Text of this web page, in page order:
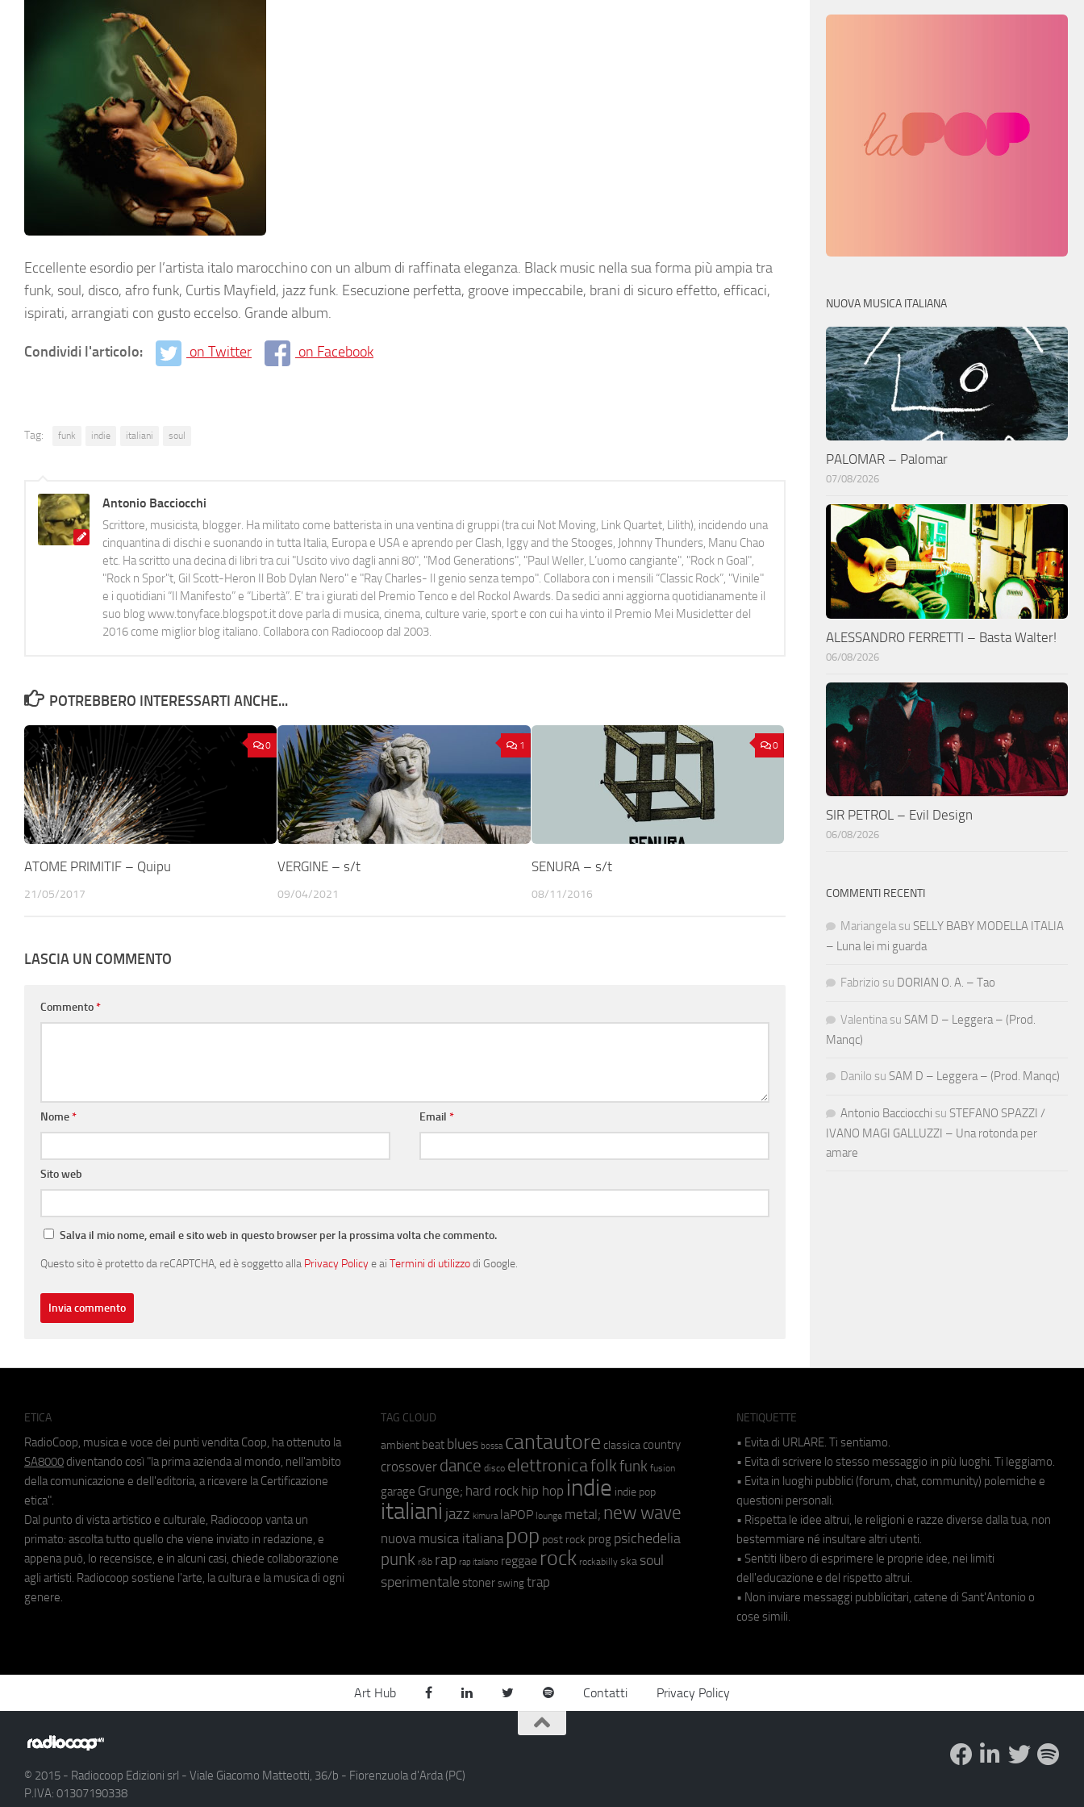
Eccellente esordio per l’artista italo marocchino con un album di raffinata eleganza. Black music nella sua forma più ampia tra
funk, soul, disco, afro funk, Curtis Mayfield, jazz funk. Esecuzione perfetta, groove impeccabile, brani di sicuro effetto, efficaci,
ispirati, arrangiati con gusto eccelso. Grande album.
Condividi l'articolo: on Twitter on Facebook
Tag: funk indie italiani soul
Antonio Bacciocchi
Scrittore, musicista, blogger. Ha militato come batterista in una ventina di gruppi (tra cui Not Moving, Link Quartet, Lilith), incidendo una
cinquantina di dischi e suonando in tutta Italia, Europa e USA e aprendo per Clash, Iggy and the Stooges, Johnny Thunders, Manu Chao
etc. Ha scritto una decina di libri tra cui "Uscito vivo dagli anni 80", "Mod Generations", "Paul Weller, L’uomo cangiante", "Rock n Goal",
"Rock n Spor"t, Gil Scott-Heron Il Bob Dylan Nero" e "Ray Charles- Il genio senza tempo". Collabora con i mensili “Classic Rock”, "Vinile"
e i quotidiani “Il Manifesto” e “Libertà”. E' tra i giurati del Premio Tenco e del Rockol Awards. Da sedici anni aggiorna quotidianamente il
suo blog www.tonyface.blogspot.it dove parla di musica, cinema, culture varie, sport e con cui ha vinto il Premio Mei Musicletter del
2016 come miglior blog italiano. Collabora con Radiocoop dal 2003.
POTREBBERO INTERESSARTI ANCHE...
0
ATOME PRIMITIF – Quipu
21/05/2017
1
VERGINE – s/t
09/04/2021
0
SENURA – s/t
08/11/2016
LASCIA UN COMMENTO
Commento*
Nome* Email*
Sito web
Salva il mio nome, email e sito web in questo browser per la prossima volta che commento.
Questo sito è protetto da reCAPTCHA, ed è soggetto alla Privacy Policye ai Termini di utilizzodi Google.
NUOVA MUSICA ITALIANA
PALOMAR – Palomar
07/08/2026
ALESSANDRO FERRETTI – Basta Walter!
06/08/2026
SIR PETROL – Evil Design
06/08/2026
COMMENTI RECENTI
Mariangela su SELLY BABY MODELLA ITALIA
– Luna lei mi guarda
Fabrizio su DORIAN O. A. – Tao
Valentina su SAM D – Leggera – (Prod.
Manqc)
Danilo su SAM D – Leggera – (Prod. Manqc)
Antonio Bacciocchi su STEFANO SPAZZI /
IVANO MAGI GALLUZZI – Una rotonda per
amare
ETICA
RadioCoop, musica e voce dei punti vendita Coop, ha ottenuto la
SA8000 diventando così "la prima azienda al mondo, nell'ambito
della comunicazione e dell'editoria, a ricevere la Certificazione
etica".
Dal punto di vista artistico e culturale, Radiocoop vanta un
primato: ascolta tutto quello che viene inviato in redazione, e
appena può, lo recensisce, e in alcuni casi, chiede collaborazione
agli artisti. Radiocoop sostiene l'arte, la cultura e la musica di ogni
genere.
TAG CLOUD
ambient beat blues bossa cantautore classica country
crossover dance disco elettronicafolkfunk fusion
garage Grunge; hard rock hip hop indie indie pop
italiani jazz kimura laPOP lounge metal; new wave
nuova musica italiana pop post rock prog psichedelia
punk r&b rap rap italiano reggae rock rockabilly ska soul
sperimentale stoner swing trap
NETIQUETTE
• Evita di URLARE. Ti sentiamo.
• Evita di scrivere lo stesso messaggio in più luoghi. Ti leggiamo.
• Evita in luoghi pubblici (forum, chat, community) polemiche e
questioni personali.
• Rispetta le idee altrui, le religioni e razze diverse dalla tua, non
bestemmiare né insultare altri utenti.
• Sentiti libero di esprimere le proprie idee, nei limiti
dell'educazione e del rispetto altrui.
• Non inviare messaggi pubblicitari, catene di Sant'Antonio o
cose simili.
Art Hub Contatti Privacy Policy
© 2015 - Radiocoop Edizioni srl - Viale Giacomo Matteotti, 36/b - Fiorenzuola d'Arda (PC)
P.IVA: 01307190338